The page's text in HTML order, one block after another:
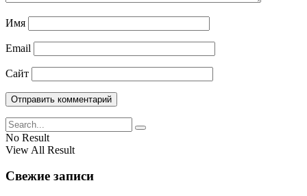
Имя
Email
Сайт
No Result
View All Result
Свежие записи